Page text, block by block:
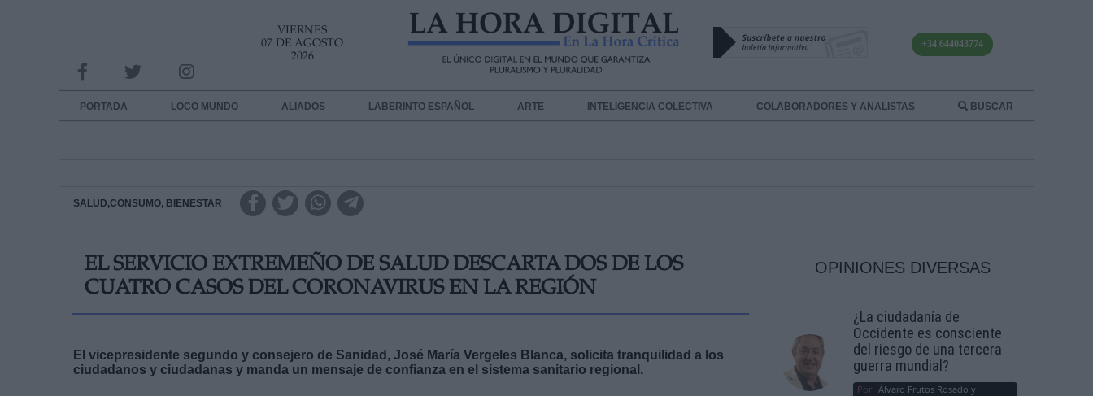
VIERNES
07 DE AGOSTO
2026
+34 644043774
PORTADA LOCO MUNDO ALIADOS LABERINTO ESPAÑOL ARTE INTELIGENCIA COLECTIVA COLABORADORES Y ANALISTAS BUSCAR
SALUD,CONSUMO, BIENESTAR
EL SERVICIO EXTREMEÑO DE SALUD DESCARTA DOS DE LOS
CUATRO CASOS DEL CORONAVIRUS EN LA REGIÓN
El vicepresidente segundo y consejero de Sanidad, José María Vergeles Blanca, solicita tranquilidad a los
ciudadanos y ciudadanas y manda un mensaje de confianza en el sistema sanitario regional.
OPINIONES DIVERSAS
¿La ciudadanía de
Occidente es consciente
del riesgo de una tercera
guerra mundial?
Por Álvaro Frutos Rosado y
INFORMACION SOBRE LA PROTECCIÓN DE TUS DATOS
Responsable:
Destinatarios:
link
Información adicional
link